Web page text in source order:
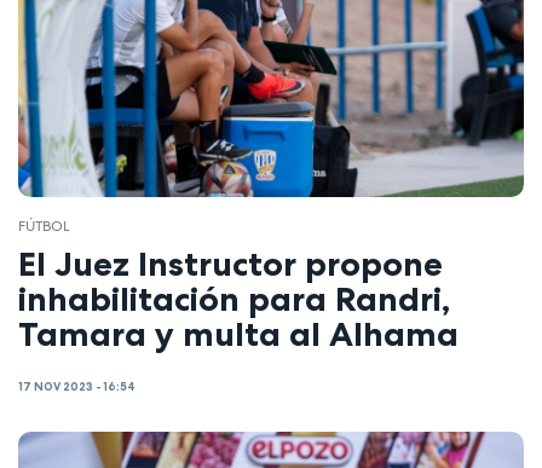
FÚTBOL
El Juez Instructor propone
inhabilitación para Randri,
Tamara y multa al Alhama
17 NOV 2023 - 16:54